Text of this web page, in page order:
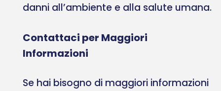
danni all’ambiente e alla salute umana.
Contattaci per Maggiori
Informazioni
Se hai bisogno di maggiori informazioni